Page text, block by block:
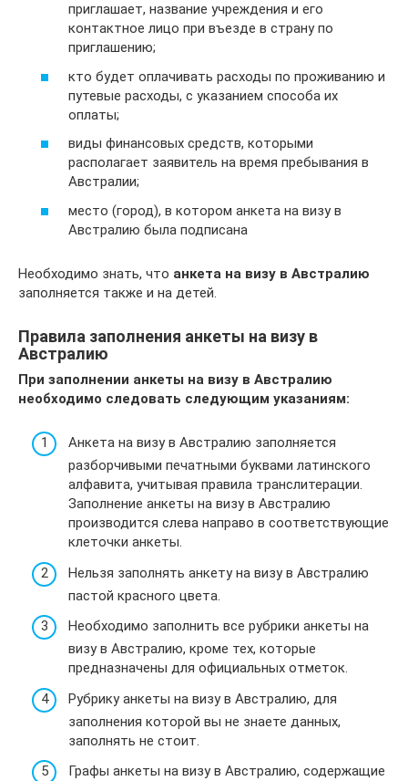
приглашает, название учреждения и его
контактное лицо при въезде в страну по
приглашению;
кто будет оплачивать расходы по проживанию и
путевые расходы, с указанием способа их
оплаты;
виды финансовых средств, которыми
располагает заявитель на время пребывания в
Австралии;
место (город), в котором анкета на визу в
Австралию была подписана
Необходимо знать, что анкета на визу в Австралию
заполняется также и на детей.
Правила заполнения анкеты на визу в
Австралию
При заполнении анкеты на визу в Австралию
необходимо следовать следующим указаниям:
Анкета на визу в Австралию заполняется
разборчивыми печатными буквами латинского
алфавита, учитывая правила транслитерации.
Заполнение анкеты на визу в Австралию
производится слева направо в соответствующие
клеточки анкеты.
Нельзя заполнять анкету на визу в Австралию
пастой красного цвета.
Необходимо заполнить все рубрики анкеты на
визу в Австралию, кроме тех, которые
предназначены для официальных отметок.
Рубрику анкеты на визу в Австралию, для
заполнения которой вы не знаете данных,
заполнять не стоит.
Графы анкеты на визу в Австралию, содержащие